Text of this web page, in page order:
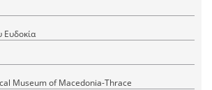
Ευδοκία
Museum of Macedonia-Thrace